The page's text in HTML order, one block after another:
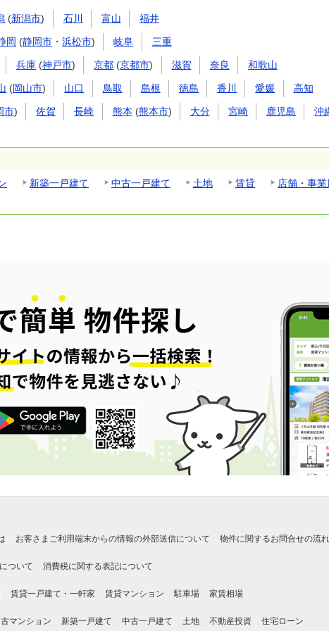
(新潟市) 石川 富山 福井
岡 (静岡市 ・浜松市) 岐阜 三重
兵庫 (神戸市) 京都 (京都市) 滋賀 奈良 和歌山
(岡山市) 山口 鳥取 島根 徳島 香川 愛媛 高知
市) 佐賀 長崎 熊本 (熊本市) 大分 宮崎 鹿児島 沖
新築一戸建て 中古一戸建て 土地 賃貸
店舗・事業
お客さまご利用端末からの情報の外部送信について 物件に関するお問合せの流れ
ついて 消費税に関する表記について
賃貸一戸建て・一軒家 賃貸マンション 駐車場 家賃相場
マンション 新築一戸建て 中古一戸建て 土地 不動産投資 住宅ローン